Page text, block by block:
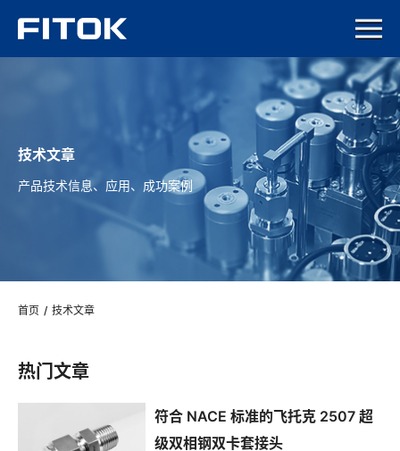
技术文章
产品技术信息、应用、成功案例
首页 / 技术文章
热门文章
符合 NACE 标准的飞托克 2507 超
级双相钢双卡套接头